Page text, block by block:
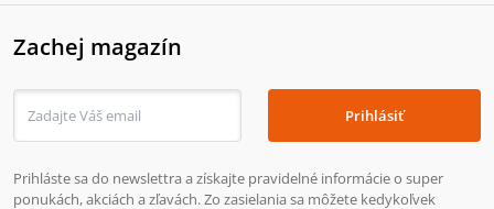
Zachej magazín
Prihlásiť
Prihláste sa do newslettra a získajte pravidelné informácie o super
ponukách, akciách a zľavách. Zo zasielania sa môžete kedykoľvek